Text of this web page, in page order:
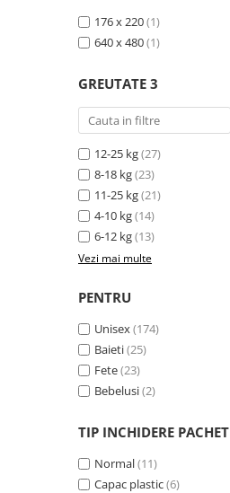
176 x 220(1)
640 x 480(1)
GREUTATE 3
12-25 kg(27)
8-18 kg(23)
11-25 kg(21)
4-10 kg(14)
6-12 kg(13)
Vezi mai multe
PENTRU
Unisex(174)
Baieti(25)
Fete(23)
Bebelusi(2)
TIP INCHIDERE PACHET
Normal(11)
Capac plastic(6)